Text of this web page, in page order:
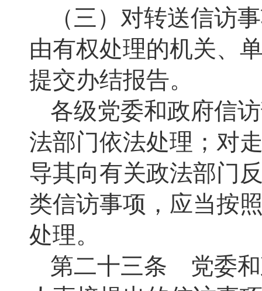
（三）对转送信访
由有权处理的机关、
提交办结报告。
各级党委和政府信
法部门依法处理；对
导其向有关政法部门
类信访事项，应当按
处理。
第二十三条 党委和